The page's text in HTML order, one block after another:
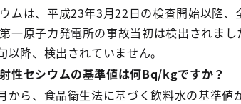
ムは、平成23年3月22日の検査開始以降、
一原子力発電所の事故当初は検出されま
以降、検出されていません。
性セシウムの基準値は何Bq/kgですか？
から、食品衛生法に基づく飲料水の基準